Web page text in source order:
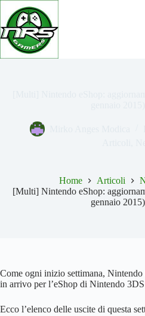
Salta
contenuto
Home Articoli
[Multi] Nintendo eShop:
gennaio 2015)
Come ogni inizio settimana,
in arrivo per l’eShop di Nintendo
Ecco l’elenco delle uscite di questa